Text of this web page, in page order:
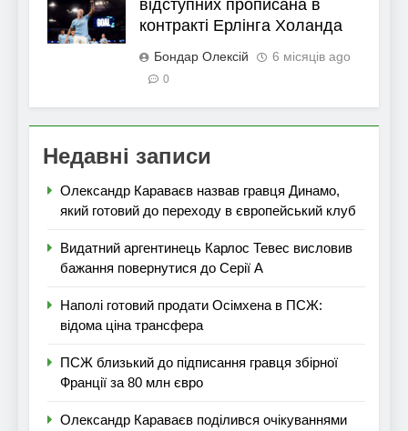
відступних прописана в
контракті Ерлінга Холанда
Бондар Олексій 6 місяців ago
0
Недавні записи
Олександр Караваєв назвав гравця Динамо,
який готовий до переходу в європейський клуб
Видатний аргентинець Карлос Тевес висловив
бажання повернутися до Серії А
Наполі готовий продати Осімхена в ПСЖ:
відома ціна трансфера
ПСЖ близький до підписання гравця збірної
Франції за 80 млн євро
Олександр Караваєв поділився очікуваннями